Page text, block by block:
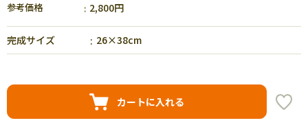
参考価格 2,800円
完成サイズ 26×38cm
カートに入れる